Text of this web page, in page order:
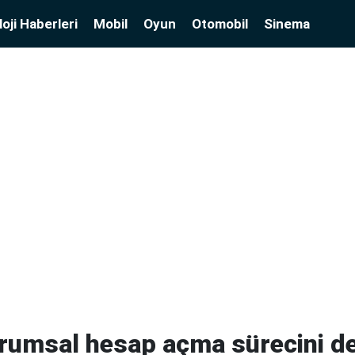
Haberleri Mobil Oyun Otomobil Sinema
hesap açma sürecini